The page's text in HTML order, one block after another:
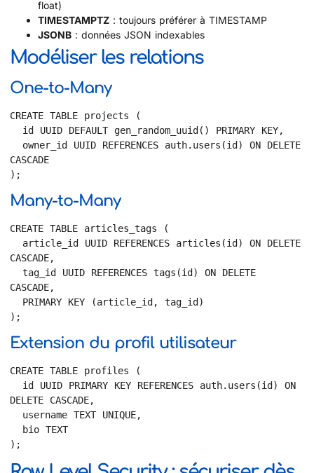
float)
TIMESTAMPTZ : toujours préférer à TIMESTAMP
JSONB : données JSON indexables
Modéliser les relations
One-to-Many
CREATE TABLE projects (
CASCADE
);
Many-to-Many
CREATE TABLE articles_tags (
CASCADE,
CASCADE,
);
Extension du profil utilisateur
CREATE TABLE profiles (
DELETE CASCADE,
);